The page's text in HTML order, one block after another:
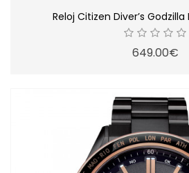
Reloj Citizen Diver’s
649.00€